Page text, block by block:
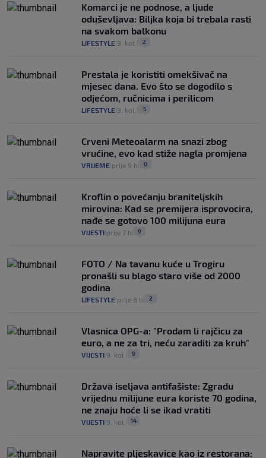
Komarci je ne podnose, a ljude
oduševljava: Biljka koja bi trebala rasti
na svakom balkonu
LIFESTYLE 9. kol. 2
Prestala je koristiti omekšivač na
mjesec dana. Evo što se dogodilo s
odjećom, ručnicima i perilicom
LIFESTYLE 9. kol. 5
Crveni Meteoalarm na snazi zbog
vrućine, evo kad stiže nagla promjena
VRIJEME prije 9 h 0
Kroflin o povećanju braniteljskih
mirovina: Kad se premijera isprovocira,
nađe se gotovo 100 milijuna eura
VIJESTI prije 7 h 9
FOTO / Na tavanu kuće u Trogiru
pronašli su blago staro više od 2000
godina
LIFESTYLE prije 8 h 2
Vlasnica OPG-a: "Prodam li rajčicu za
euro, a ne za tri, neću zaraditi za kruh"
VIJESTI 9. kol. 9
Država iseljava antifašiste: Zgradu
vrijednu milijune eura koriste 70 godina,
ne znaju hoće li se ikad vratiti
VIJESTI 9. kol. 14
Napravite pljeskavice kao iz restorana: